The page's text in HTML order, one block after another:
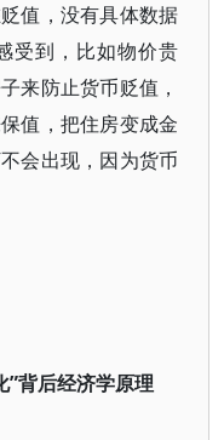
值，没有具体数据
受到，比如物价贵
来防止货币贬值，
值，把住房变成金
会出现，因为货币
”背后经济学原理